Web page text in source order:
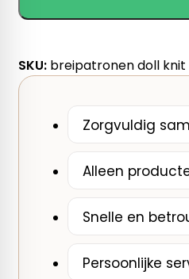
voor
Kleertjes
-
aantal
SKU: breipatronen doll
Zorgvuldig
Alleen
Snelle en
Persoonlijke